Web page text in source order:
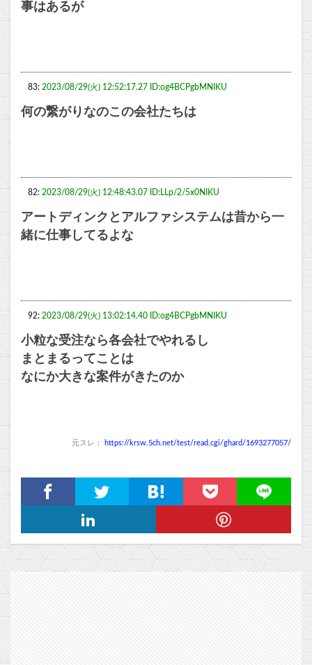
事はあるが
83: 2023/08/29(火) 12:52:17.27 ID:og4BCPgbMNIKU
何の繋がりなのこの会社たちは
82: 2023/08/29(火) 12:48:43.07 ID:LLp/2/5x0NIKU
アートディンクとアルファシステムは昔から一
緒に仕事してるよな
92: 2023/08/29(火) 13:02:14.40 ID:og4BCPgbMNIKU
小粒な受注なら各会社でやれるし
まとまるってことは
なにか大きな案件がきたのか
元スレ： https://krsw.5ch.net/test/read.cgi/ghard/1693277057/